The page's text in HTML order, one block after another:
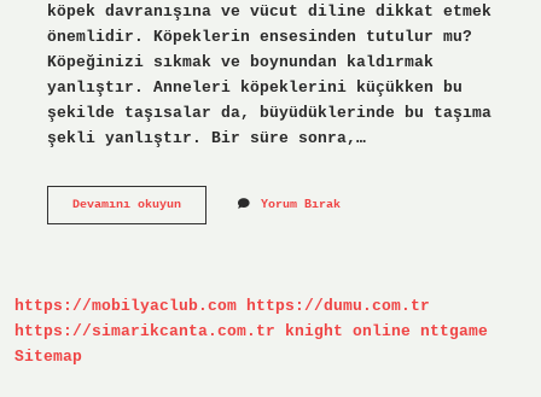
köpek davranışına ve vücut diline dikkat etmek
önemlidir. Köpeklerin ensesinden tutulur mu?
Köpeğinizi sıkmak ve boynundan kaldırmak
yanlıştır. Anneleri köpeklerini küçükken bu
şekilde taşısalar da, büyüdüklerinde bu taşıma
şekli yanlıştır. Bir süre sonra,…
Devamını okuyunKöpeklerin
Yorum Bırak
https://mobilyaclub.com https://dumu.com.tr
https://simarikcanta.com.tr
knight online
nttgame
Sitemap